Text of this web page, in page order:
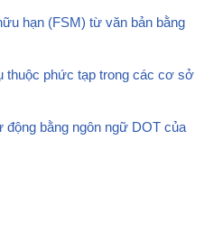
hạn (FSM) từ văn bản bằng
thuộc phức tạp trong các cơ sở
động bằng ngôn ngữ DOT của